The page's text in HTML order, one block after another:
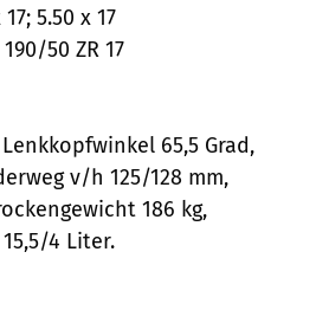
5.50 x 17
50 ZR 17
65,5 Grad,
v/h 125/128 mm,
186 kg,
4 Liter.